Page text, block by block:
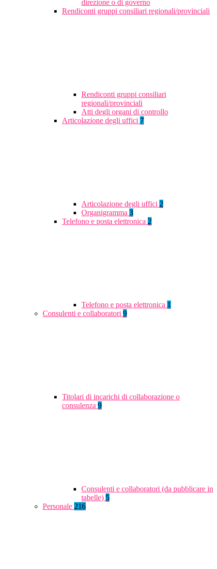
direzione o di governo
Rendiconti gruppi consiliari regionali/provinciali
Rendiconti gruppi consiliari
regionali/provinciali
Atti degli organi di controllo
Articolazione degli uffici 7
Articolazione degli uffici 2
Organigramma 3
Telefono e posta elettronica 2
Telefono e posta elettronica 1
Consulenti e collaboratori 9
Titolari di incarichi di collaborazione o
consulenza 9
Consulenti e collaboratori (da pubblicare in
tabelle) 5
Personale 216